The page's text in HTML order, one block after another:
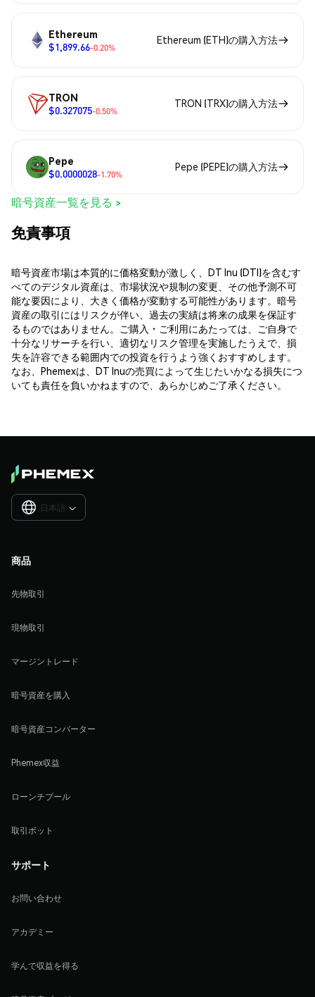
Ethereum
$1,899.66-0.20%
Ethereum (ETH)の購入方法
TRON
$0.327075-0.50%
TRON (TRX)の購入方法
Pepe
$0.0000028-1.70%
Pepe (PEPE)の購入方法
暗号資産一覧を見る >
免責事項
暗号資産市場は本質的に価格変動が激しく、DT Inu (DTI)を含むす
べてのデジタル資産は、市場状況や規制の変更、その他予測不可
能な要因により、大きく価格が変動する可能性があります。暗号
資産の取引にはリスクが伴い、過去の実績は将来の成果を保証す
るものではありません。ご購入・ご利用にあたっては、ご自身で
十分なリサーチを行い、適切なリスク管理を実施したうえで、損
失を許容できる範囲内での投資を行うよう強くおすすめします。
なお、Phemexは、DT Inuの売買によって生じたいかなる損失につ
いても責任を負いかねますので、あらかじめご了承ください。
日本語 
商品
先物取引
現物取引
マージントレード
暗号資産を購入
暗号資産コンバーター
Phemex収益
ローンチプール
取引ボット
サポート
お問い合わせ
アカデミー
学んで収益を得る